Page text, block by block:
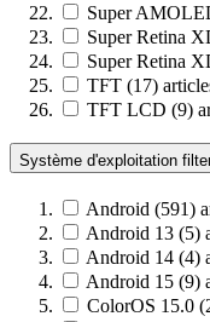
Super
Super Retina
Super Retina
TFT (17)
TFT LCD (9)
Système d'exploitation
Android (591)
Android 13 (5)
Android 14 (4)
Android 15 (9)
ColorOS 15.0